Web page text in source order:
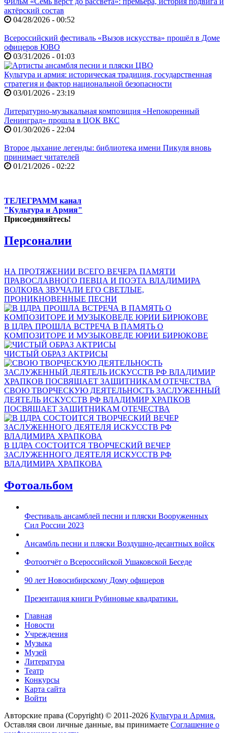
актёрский состав
04/28/2026 - 00:52
Всероссийский фестиваль «Вызов искусства» прошёл в Доме
офицеров ЮВО
03/31/2026 - 01:03
Культура и армия: историческая традиция, государственная
стратегия и фактор национальной безопасности
03/01/2026 - 23:19
Литературно-музыкальная композиция «Непокоренный
Ленинград» прошла в ЦОК ВКС
01/30/2026 - 22:04
Второе дыхание легенды: библиотека имени Пикуля вновь
принимает читателей
01/21/2026 - 02:22
ТЕЛЕГРАММ канал
"Культура и Армия"
Присоединяйтесь!
Персоналии
НА ПРОТЯЖЕНИИ ВСЕГО ВЕЧЕРА ПАМЯТИ
ПРАВОСЛАВНОГО ПЕВЦА И ПОЭТА ВЛАДИМИРА
ВОЛКОВА ЗВУЧАЛИ ЕГО СВЕТЛЫЕ,
ПРОНИКНОВЕННЫЕ ПЕСНИ
В ЦДРА ПРОШЛА ВСТРЕЧА В ПАМЯТЬ О
КОМПОЗИТОРЕ И МУЗЫКОВЕДЕ ЮРИИ БИРЮКОВЕ
ЧИСТЫЙ ОБРАЗ АКТРИСЫ
СВОЮ ТВОРЧЕСКУЮ ДЕЯТЕЛЬНОСТЬ ЗАСЛУЖЕННЫЙ
ДЕЯТЕЛЬ ИСКУССТВ РФ ВЛАДИМИР ХРАПКОВ
ПОСВЯЩАЕТ ЗАЩИТНИКАМ ОТЕЧЕСТВА
В ЦДРА СОСТОИТСЯ ТВОРЧЕСКИЙ ВЕЧЕР
ЗАСЛУЖЕННОГО ДЕЯТЕЛЯ ИСКУССТВ РФ
ВЛАДИМИРА ХРАПКОВА
Фотоальбом
Фестиваль ансамблей песни и пляски Вооруженных
Сил России 2023
Ансамбль песни и пляски Воздушно-десантных войск
Фотоотчёт о Всероссийской Ушаковской Беседе
90 лет Новосибирскому Дому офицеров
Презентация книги Рубиновые квадратики.
Главная
Новости
Учреждения
Музыка
Музей
Литература
Театр
Конкурсы
Карта сайта
Войти
Авторские права (Copyright) © 2011-2026 Культура и Армия.
Оставляя свои личные данные, вы принимаете Соглашение о